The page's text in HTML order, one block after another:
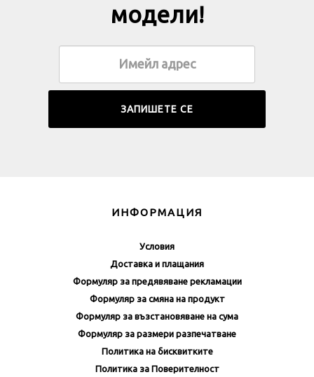
модели!
ИНФОРМАЦИЯ
Условия
Доставка и плащания
Формуляр за предявяване рекламации
Формуляр за смяна на продукт
Формуляр за възстановяване на сума
Формуляр за размери разпечатване
Политика на бисквитките
Политика за Поверителност